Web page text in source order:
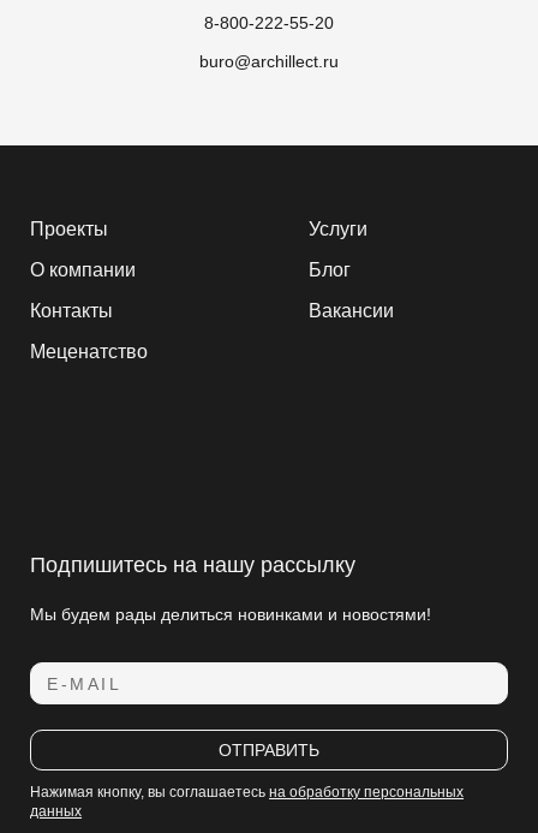
8-800-222-55-20
buro@archillect.ru
Подпишитесь на нашу рассылку
Мы будем рады делиться новинками и новостями!
E-MAIL
ОТПРАВИТЬ
Нажимая кнопку, вы соглашаетесьна обработку персональных
данных
Проекты
Услуги
О компании
Блог
Контакты
Вакансии
Меценатство